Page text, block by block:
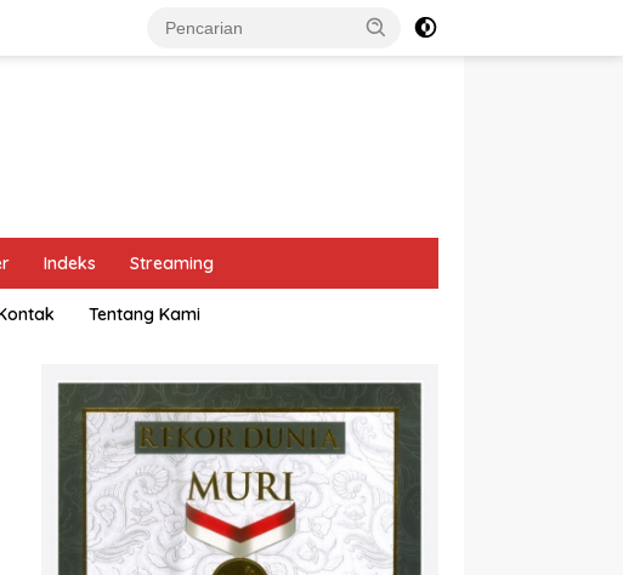
Indeks Streaming
Tentang Kami